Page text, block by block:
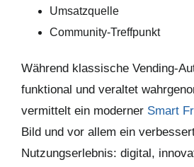
Umsatzquelle
Community-Treffpunkt
Während klassische Vending-
funktional und veraltet
vermittelt ein moderner Smart
Bild und vor allem ein
Nutzungserlebnis: digital,